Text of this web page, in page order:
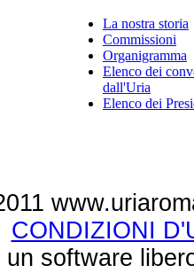
La nostra storia
Commissioni
Organigramma
Elenco dei
dall'Uria
Elenco dei
CONDIZIONI
un software